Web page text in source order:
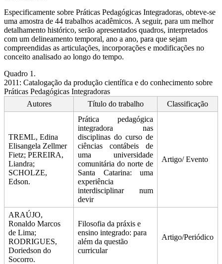
Especificamente sobre Práticas Pedagógicas Integradoras, obteve-se
uma amostra de 44 trabalhos acadêmicos. A seguir, para um melhor
detalhamento histórico, serão apresentados quadros, interpretados
com um delineamento temporal, ano a ano, para que sejam
compreendidas as articulações, incorporações e modificações no
conceito analisado ao longo do tempo.
Quadro 1.
2011: Catalogação da produção científica e do conhecimento sobre
Práticas Pedagógicas Integradoras
Autores
Título do trabalho Classificação
TREML, Edina
Elisangela Zellmer
Fietz; PEREIRA,
Liandra;
SCHOLZE,
Edson.
Prática pedagógica
integradora nas
disciplinas do curso de
ciências contábeis de
uma universidade
comunitária do norte de
Santa Catarina: uma
experiência
interdisciplinar num
devir
Artigo/ Evento
ARAÚJO,
Ronaldo Marcos
de Lima;
RODRIGUES,
Doriedson do
Socorro.
Filosofia da práxis e
ensino integrado: para
além da questão
curricular
Artigo/Periódico